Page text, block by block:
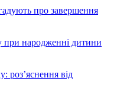
про завершення
при народженні дитини
роз’яснення від